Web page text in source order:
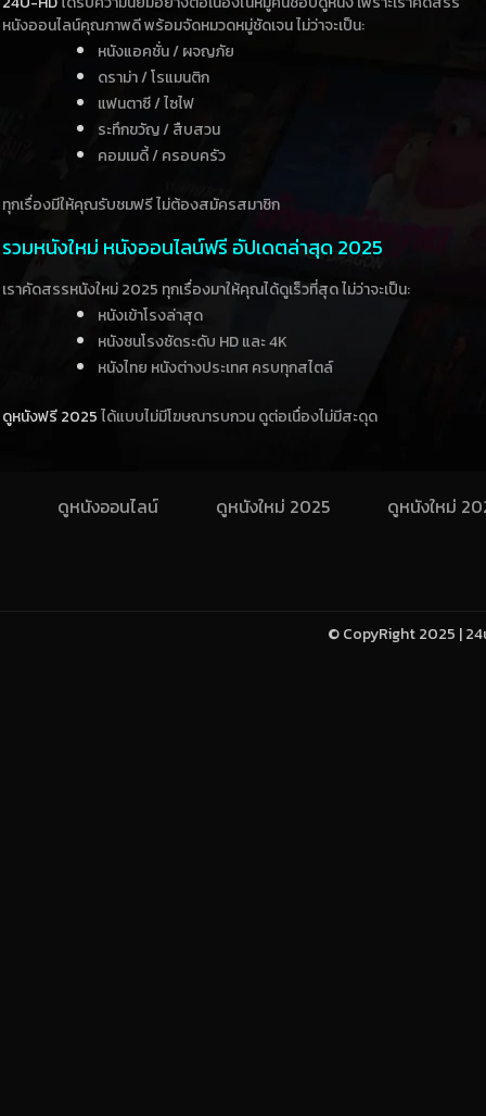
หนังออนไลน์คุณภาพดี พร้อมจัดหมวดหมู่ชัดเจน ไม่ว่าจะเป็น:
หนังแอคชั่น / ผจญภัย
ดราม่า / โรแมนติก
แฟนตาซี / ไซไฟ
ระทึกขวัญ / สืบสวน
คอมเมดี้ / ครอบครัว
ทุกเรื่องมีให้คุณรับชมฟรี ไม่ต้องสมัครสมาชิก
รวมหนังใหม่ หนังออนไลน์ฟรี อัปเดตล่าสุด 2025
เราคัดสรรหนังใหม่ 2025 ทุกเรื่องมาให้คุณได้ดูเร็วที่สุด ไม่ว่าจะเป็น:
หนังเข้าโรงล่าสุด
หนังชนโรงชัดระดับ HD และ 4K
หนังไทย หนังต่างประเทศ ครบทุกสไตล์
ดูหนังฟรี 2025ได้แบบไม่มีโฆษณารบกวน ดูต่อเนื่องไม่มีสะดุด
ดูหนังออนไลน์ ดูหนังใหม่ 2025 ดูหนังใหม่
© CopyRight 2025 |